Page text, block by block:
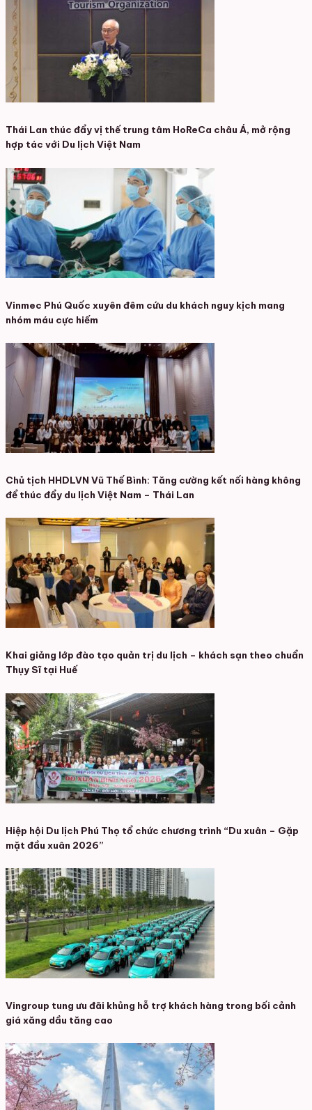
Thái Lan thúc đẩy vị thế trung tâm HoReCa châu Á, mở rộng
hợp tác với Du lịch Việt Nam
Vinmec Phú Quốc xuyên đêm cứu du khách nguy kịch mang
nhóm máu cực hiếm
Chủ tịch HHDLVN Vũ Thế Bình: Tăng cường kết nối hàng không
để thúc đẩy du lịch Việt Nam – Thái Lan
Khai giảng lớp đào tạo quản trị du lịch – khách sạn theo chuẩn
Thụy Sĩ tại Huế
Hiệp hội Du lịch Phú Thọ tổ chức chương trình “Du xuân – Gặp
mặt đầu xuân 2026”
Vingroup tung ưu đãi khủng hỗ trợ khách hàng trong bối cảnh
giá xăng dầu tăng cao